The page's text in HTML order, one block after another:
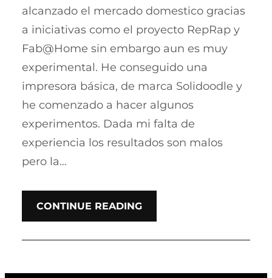
alcanzado el mercado domestico gracias
a iniciativas como el proyecto RepRap y
Fab@Home sin embargo aun es muy
experimental. He conseguido una
impresora básica, de marca Solidoodle y
he comenzado a hacer algunos
experimentos. Dada mi falta de
experiencia los resultados son malos
pero la…
CONTINUE READING